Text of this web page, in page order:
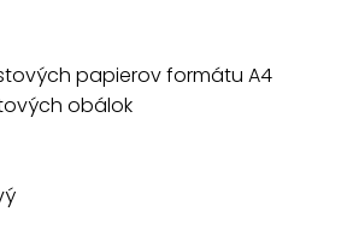
papierov formátu A4
obálok